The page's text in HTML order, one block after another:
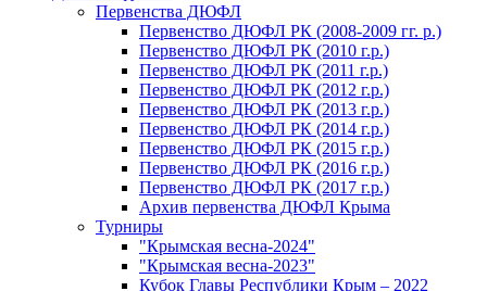
Первенства ДЮФЛ
Первенство ДЮФЛ РК (2008-2009 гг. р.)
Первенство ДЮФЛ РК (2010 г.р.)
Первенство ДЮФЛ РК (2011 г.р.)
Первенство ДЮФЛ РК (2012 г.р.)
Первенство ДЮФЛ РК (2013 г.р.)
Первенство ДЮФЛ РК (2014 г.р.)
Первенство ДЮФЛ РК (2015 г.р.)
Первенство ДЮФЛ РК (2016 г.р.)
Первенство ДЮФЛ РК (2017 г.р.)
Архив первенства ДЮФЛ Крыма
Турниры
"Крымская весна-2024"
"Крымская весна-2023"
Кубок Главы Республики Крым – 2022